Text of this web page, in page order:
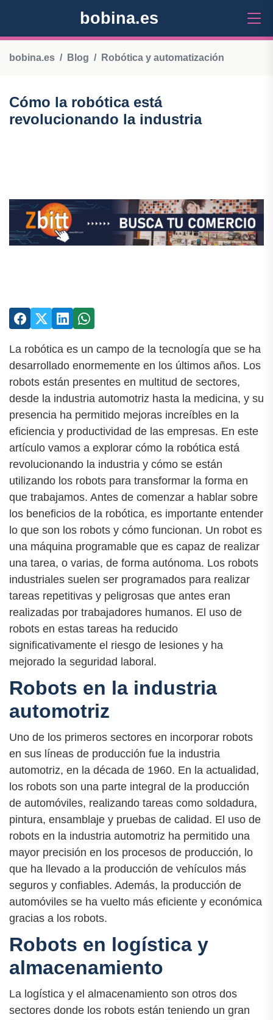
bobina.es
bobina.es Blog Robótica y automatización
Cómo la robótica está
revolucionando la industria
La robótica es un campo de la tecnología que se ha
desarrollado enormemente en los últimos años. Los
robots están presentes en multitud de sectores,
desde la industria automotriz hasta la medicina, y su
presencia ha permitido mejoras increíbles en la
eficiencia y productividad de las empresas. En este
artículo vamos a explorar cómo la robótica está
revolucionando la industria y cómo se están
utilizando los robots para transformar la forma en
que trabajamos. Antes de comenzar a hablar sobre
los beneficios de la robótica, es importante entender
lo que son los robots y cómo funcionan. Un robot es
una máquina programable que es capaz de realizar
una tarea, o varias, de forma autónoma. Los robots
industriales suelen ser programados para realizar
tareas repetitivas y peligrosas que antes eran
realizadas por trabajadores humanos. El uso de
robots en estas tareas ha reducido
significativamente el riesgo de lesiones y ha
mejorado la seguridad laboral.
Robots en la industria
automotriz
Uno de los primeros sectores en incorporar robots
en sus líneas de producción fue la industria
automotriz, en la década de 1960. En la actualidad,
los robots son una parte integral de la producción
de automóviles, realizando tareas como soldadura,
pintura, ensamblaje y pruebas de calidad. El uso de
robots en la industria automotriz ha permitido una
mayor precisión en los procesos de producción, lo
que ha llevado a la producción de vehículos más
seguros y confiables. Además, la producción de
automóviles se ha vuelto más eficiente y económica
gracias a los robots.
Robots en logística y
almacenamiento
La logística y el almacenamiento son otros dos
sectores donde los robots están teniendo un gran